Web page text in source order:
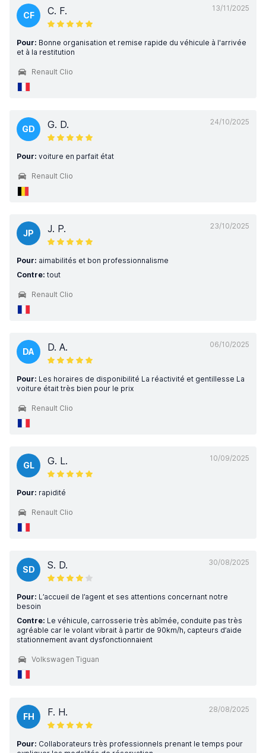
13/11/2025
CF C. F.
Pour: Bonne organisation et remise rapide du véhicule à l'arrivée
et à la restitution
Renault Clio
24/10/2025
GD G. D.
Pour: voiture en parfait état
Renault Clio
23/10/2025
JP J. P.
Pour: aimabilités et bon professionnalisme
Contre: tout
Renault Clio
06/10/2025
DA D. A.
Pour: Les horaires de disponibilité La réactivité et gentillesse La
voiture était très bien pour le prix
Renault Clio
10/09/2025
GL G. L.
Pour: rapidité
Renault Clio
30/08/2025
SD S. D.
Pour: L’accueil de l’agent et ses attentions concernant notre
besoin
Contre: Le véhicule, carrosserie très abîmée, conduite pas très
agréable car le volant vibrait à partir de 90km/h, capteurs d’aide
stationnement avant dysfonctionnaient
Volkswagen Tiguan
28/08/2025
FH F. H.
Pour: Collaborateurs très professionnels prenant le temps pour